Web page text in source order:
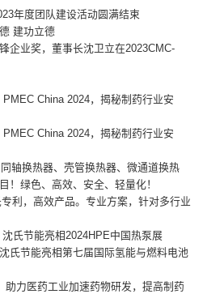
年度团队建设活动圆满结束
建功立德
企业奖，董事长沈卫立在2023CMC-
China 2024，揭秘制药行业安
China 2024，揭秘制药行业安
轴换热器、壳管换热器、微通道换热
！绿色、高效、安全、轻量化！
利，高效产品。专业方案，针对多行业
氏节能亮相2024HPE中国热泵展
氏节能亮相第七届国际氢能与燃料电池
助力医药工业加速药物研发，提高制药